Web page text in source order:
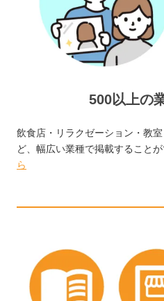
500以上の
飲食店・リラクゼーション・教
ど、幅広い業種で掲載することが
ら